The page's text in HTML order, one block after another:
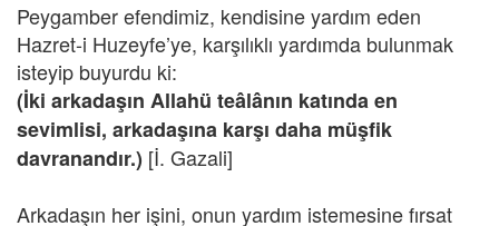
Peygamber efendimiz, kendisine yardım eden
Hazret-i Huzeyfe’ye, karşılıklı yardımda bulunmak
isteyip buyurdu ki:
(İki arkadaşın Allahü teâlânın katında en
sevimlisi, arkadaşına karşı daha müşfik
davranandır.) [İ. Gazali]
Arkadaşın her işini, onun yardım istemesine fırsat